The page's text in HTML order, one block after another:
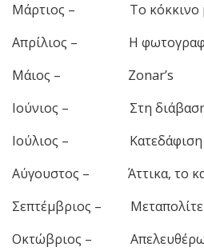
Μάρτιος – Το κόκκινο
Απρίλιος – Η
Μάιος – Zonar’s
Ιούνιος – Στη
Ιούλιος – Κατεδάφιση
Αύγουστος – Άττικα, το
Σεπτέμβριος –
Οκτώβριος –